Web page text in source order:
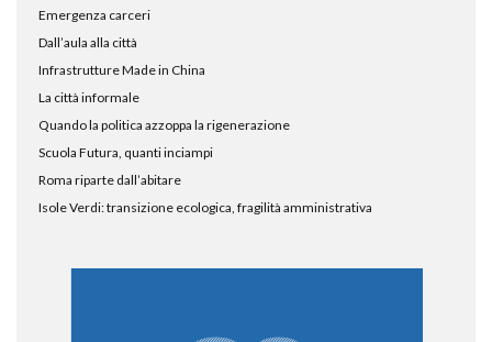
Emergenza carceri
Dall’aula alla città
Infrastrutture Made in China
La città informale
Quando la politica azzoppa la rigenerazione
Scuola Futura, quanti inciampi
Roma riparte dall’abitare
Isole Verdi: transizione ecologica, fragilità amministrativa